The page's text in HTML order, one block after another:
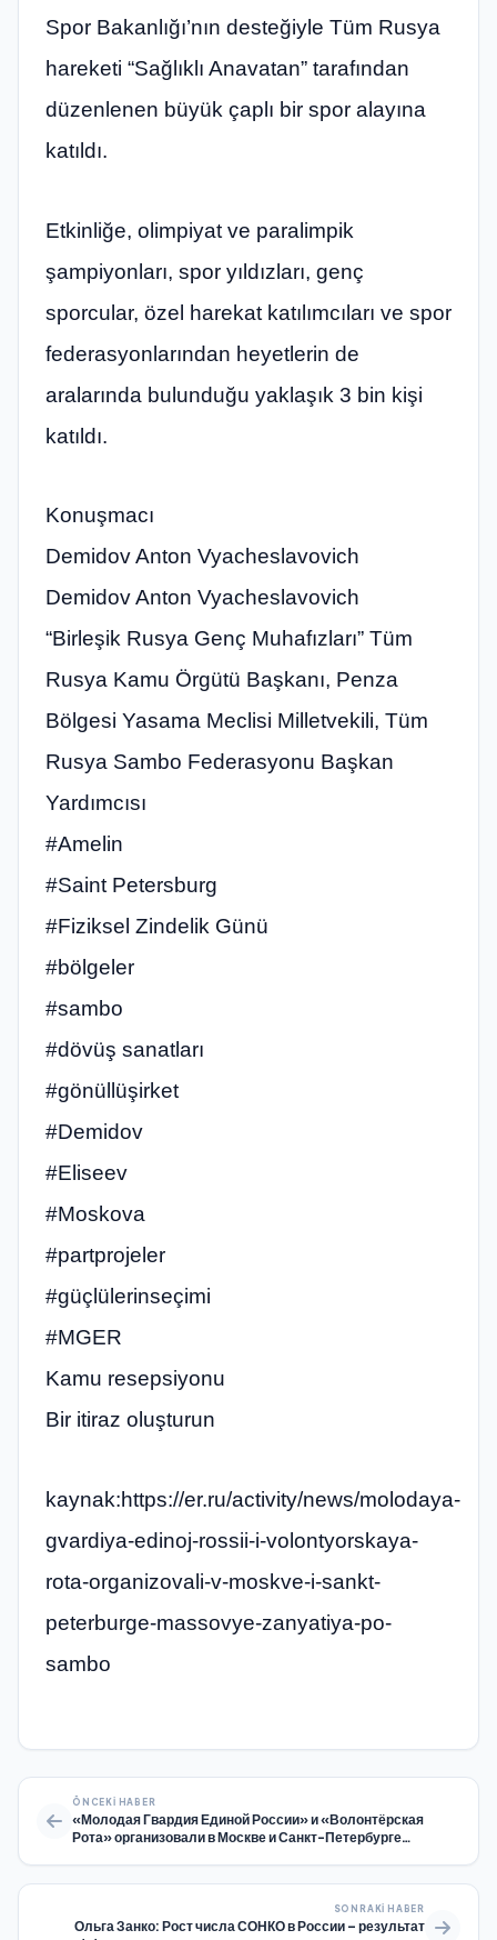
Spor Bakanlığı’nın desteğiyle Tüm Rusya
hareketi “Sağlıklı Anavatan” tarafından
düzenlenen büyük çaplı bir spor alayına
katıldı.
Etkinliğe, olimpiyat ve paralimpik
şampiyonları, spor yıldızları, genç
sporcular, özel harekat katılımcıları ve spor
federasyonlarından heyetlerin de
aralarında bulunduğu yaklaşık 3 bin kişi
katıldı.
Konuşmacı
Demidov Anton Vyacheslavovich
Demidov Anton Vyacheslavovich
“Birleşik Rusya Genç Muhafızları” Tüm
Rusya Kamu Örgütü Başkanı, Penza
Bölgesi Yasama Meclisi Milletvekili, Tüm
Rusya Sambo Federasyonu Başkan
Yardımcısı
#Amelin
#Saint Petersburg
#Fiziksel Zindelik Günü
#bölgeler
#sambo
#dövüş sanatları
#gönüllüşirket
#Demidov
#Eliseev
#Moskova
#partprojeler
#güçlülerinseçimi
#‎MGER
Kamu resepsiyonu
Bir itiraz oluşturun
kaynak:https://er.ru/activity/news/molodaya-
gvardiya-edinoj-rossii-i-volontyorskaya-
rota-organizovali-v-moskve-i-sankt-
peterburge-massovye-zanyatiya-po-
sambo
ÖNCEKI HABER
«Молодая Гвардия Единой России» и «Волонтёрская
Рота» организовали в Москве и Санкт-Петербурге
SONRAKI HABER
Ольга Занко: Рост числа СОНКО в России – результат